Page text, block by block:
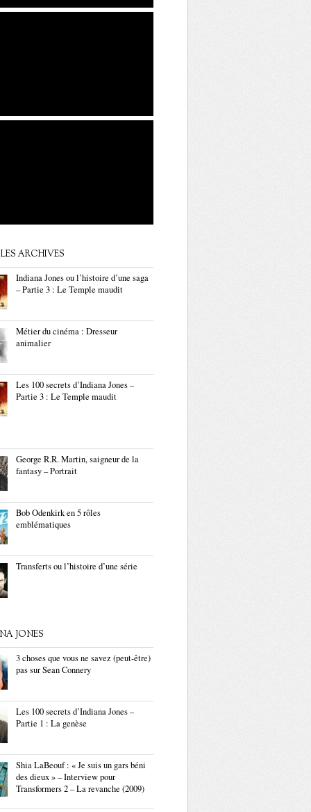
ARCHIVES
Indiana Jones ou l’histoire d’une saga
– Partie 3 : Le Temple maudit
Métier du cinéma : Dresseur
animalier
Les 100 secrets d’Indiana Jones –
Partie 3 : Le Temple maudit
George R.R. Martin, saigneur de la
fantasy – Portrait
Bob Odenkirk en 5 rôles
emblématiques
Transferts ou l’histoire d’une série
JONES
3 choses que vous ne savez (peut-être)
pas sur Sean Connery
Les 100 secrets d’Indiana Jones –
Partie 1 : La genèse
Shia LaBeouf : « Je suis un gars béni
des dieux » – Interview pour
Transformers 2 – La revanche (2009)